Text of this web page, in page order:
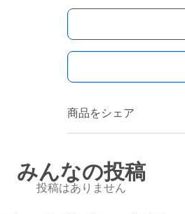
商品をシェア
みんなの投稿
投稿はありません